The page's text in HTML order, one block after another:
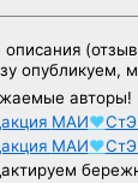
описания
опубликуем,
авторы!
МАИ♥
МАИ♥